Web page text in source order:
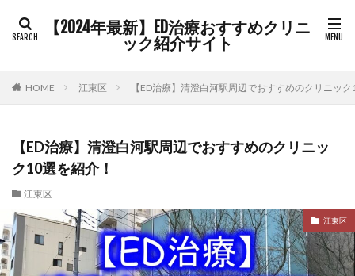
【2024年最新】ED治療おすすめクリニ
ック紹介サイト
HOME 江東区 【ED治療】清澄白河駅周辺でおすすめのクリニッ
【ED治療】清澄白河駅周辺でおすすめのクリニッ
ク10選を紹介！
江東区
江東区